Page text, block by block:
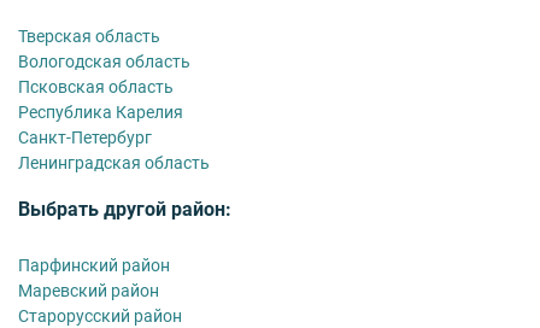
Тверская область
Вологодская область
Псковская область
Республика Карелия
Санкт-Петербург
Ленинградская область
Выбрать другой район:
Парфинский район
Маревский район
Старорусский район